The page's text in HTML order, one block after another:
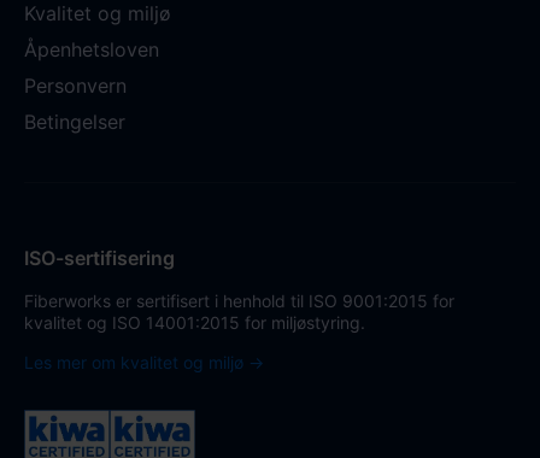
Kvalitet og miljø
Åpenhetsloven
Personvern
Betingelser
ISO-sertifisering
Fiberworks er sertifisert i henhold til ISO 9001:2015 for
kvalitet og ISO 14001:2015 for miljøstyring.
Les mer om kvalitet og miljø →